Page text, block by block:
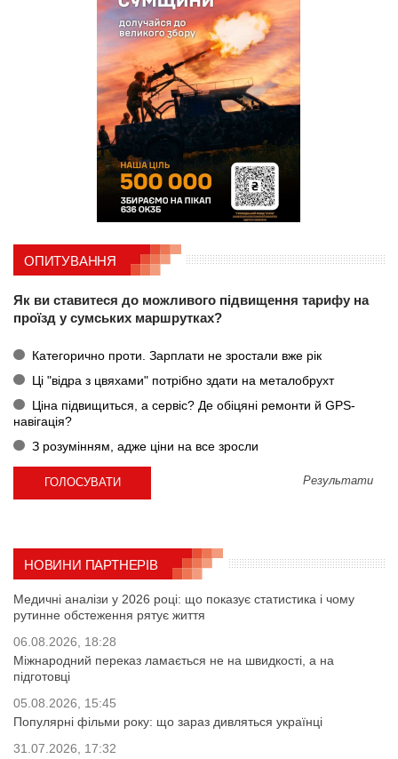
ОПИТУВАННЯ
Як ви ставитеся до можливого підвищення тарифу на
проїзд у сумських маршрутках?
Категорично проти. Зарплати не зростали вже рік
Ці "відра з цвяхами" потрібно здати на металобрухт
Ціна підвищиться, а сервіс? Де обіцяні ремонти й GPS-
навігація?
З розумінням, адже ціни на все зросли
Результати
НОВИНИ ПАРТНЕРІВ
Медичні аналізи у 2026 році: що показує статистика і чому
рутинне обстеження рятує життя
06.08.2026, 18:28
Міжнародний переказ ламається не на швидкості, а на
підготовці
05.08.2026, 15:45
Популярні фільми року: що зараз дивляться українці
31.07.2026, 17:32